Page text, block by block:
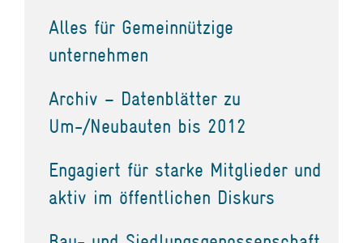
Alles für Gemeinnützige
unternehmen
Archiv – Datenblätter zu
Um-/Neubauten bis 2012
Engagiert für starke Mitglieder und
aktiv im öffentlichen Diskurs